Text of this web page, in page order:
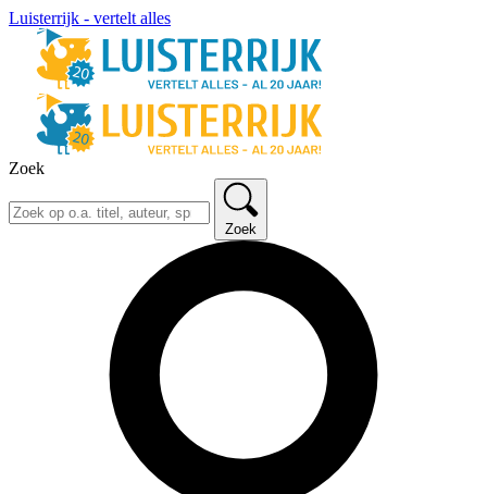
Luisterrijk - vertelt alles
Zoek
Zoek